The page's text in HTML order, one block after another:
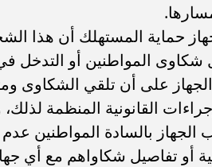
حماية المستهلك أن هذا
شكاوى المواطنين أو التدخل
على أن تلقي الشكاوى
القانونية المنظمة
الجهاز بالسادة المواطنين
أو تفاصيل شكاواهم مع أي